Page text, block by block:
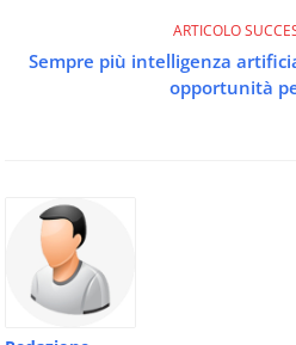
ARTICOLO
Sempre più intelligenza
opportunità